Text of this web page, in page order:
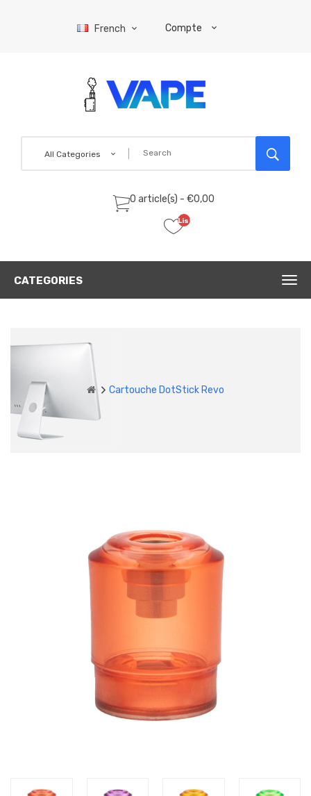
French Compte
All Categories
0 article(s) - €0,00
Liste
(0)
CATEGORIES
Cartouche DotStick Revo